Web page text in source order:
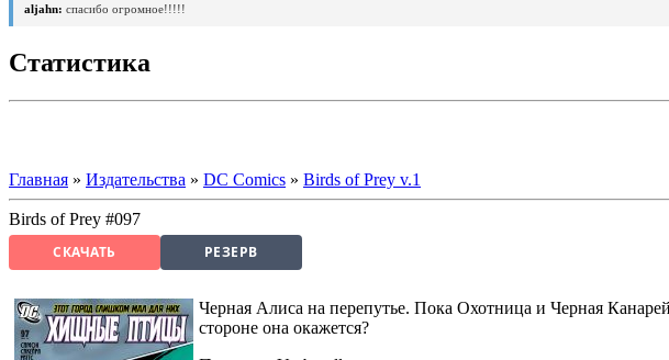
aljahn: спасибо огромное!!!!!
Статистика
Главная » Издательства » DC Comics » Birds of Prey v.1
Birds of Prey #097
СКАЧАТЬ
РЕЗЕРВ
Черная Алиса на перепутье. Пока Охотница и Черная
стороне она окажется?